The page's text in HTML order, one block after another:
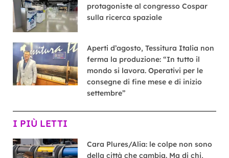
protagoniste al congresso Cospar
sulla ricerca spaziale
Aperti d’agosto, Tessitura Italia non
ferma la produzione: “In tutto il
mondo si lavora. Operativi per le
consegne di fine mese e di inizio
settembre”
I PIÙ LETTI
Cara Plures/Alia: le colpe non sono
della città che cambia. Ma di chi,